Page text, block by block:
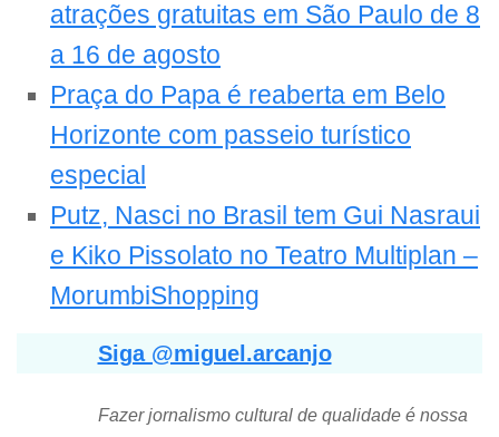
atrações gratuitas em São Paulo de 8
a 16 de agosto
Praça do Papa é reaberta em Belo
Horizonte com passeio turístico
especial
Putz, Nasci no Brasil tem Gui Nasraui
e Kiko Pissolato no Teatro Multiplan –
MorumbiShopping
Siga @miguel.arcanjo
Fazer jornalismo cultural de qualidade é nossa